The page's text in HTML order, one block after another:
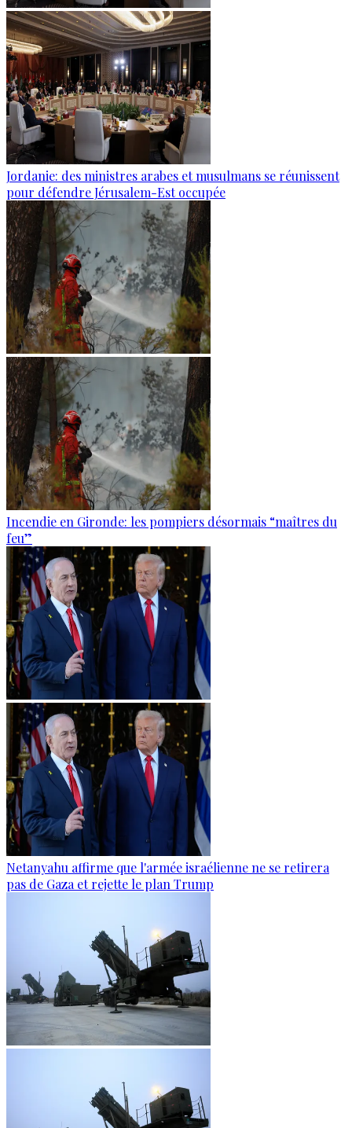
Jordanie: des ministres arabes et musulmans se réunissent
pour défendre Jérusalem-Est occupée
Incendie en Gironde: les pompiers désormais “maîtres du
feu”
Netanyahu affirme que l'armée israélienne ne se retirera
pas de Gaza et rejette le plan Trump